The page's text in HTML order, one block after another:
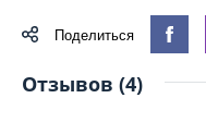
Поделиться
Отзывов (4)